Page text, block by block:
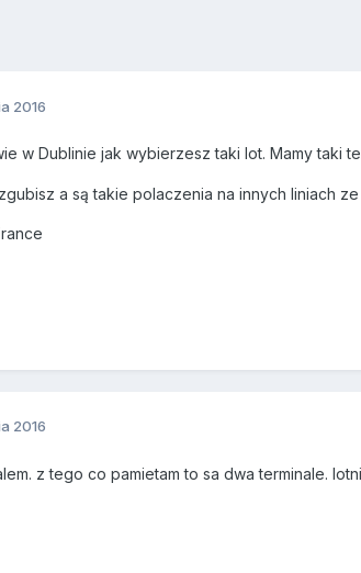
2016
w Dublinie jak wybierzesz taki lot. Mamy taki
a są takie polaczenia na innych liniach ze
2016
z tego co pamietam to sa dwa terminale.